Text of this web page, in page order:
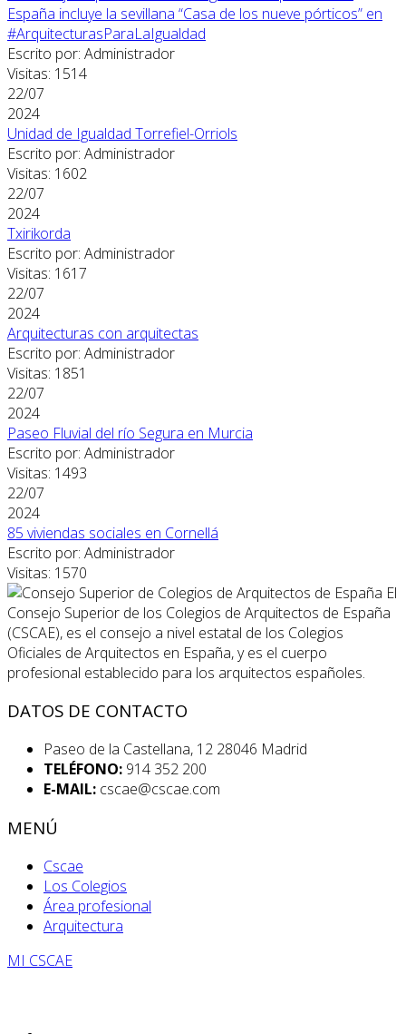
España incluye la sevillana “Casa de los nueve pórticos” en
#ArquitecturasParaLaIgualdad
Escrito por: Administrador
Visitas: 1514
22/07
2024
Unidad de Igualdad Torrefiel-Orriols
Escrito por: Administrador
Visitas: 1602
22/07
2024
Txirikorda
Escrito por: Administrador
Visitas: 1617
22/07
2024
Arquitecturas con arquitectas
Escrito por: Administrador
Visitas: 1851
22/07
2024
Paseo Fluvial del río Segura en Murcia
Escrito por: Administrador
Visitas: 1493
22/07
2024
85 viviendas sociales en Cornellá
Escrito por: Administrador
Visitas: 1570
El
Consejo Superior de los Colegios de Arquitectos de España
(CSCAE), es el consejo a nivel estatal de los Colegios
Oficiales de Arquitectos en España, y es el cuerpo
profesional establecido para los arquitectos españoles.
DATOS DE CONTACTO
Paseo de la Castellana, 12 28046 Madrid
TELÉFONO: 914 352 200
E-MAIL: cscae@cscae.com
MENÚ
Cscae
Los Colegios
Área profesional
Arquitectura
MI CSCAE